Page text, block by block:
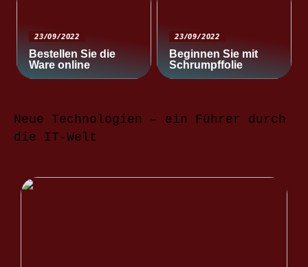
23/09/2022
Bestellen Sie die
Ware online
23/09/2022
Beginnen Sie mit
Schrumpffolie
Neue Technologien – ein Führer durch
die IT-Welt